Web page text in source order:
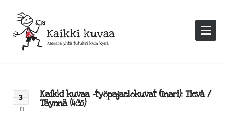
3
HEL
Kaikki kuvaa -työpajaelokuvat (Inari): Tievâ /
Täynnä (4:35)